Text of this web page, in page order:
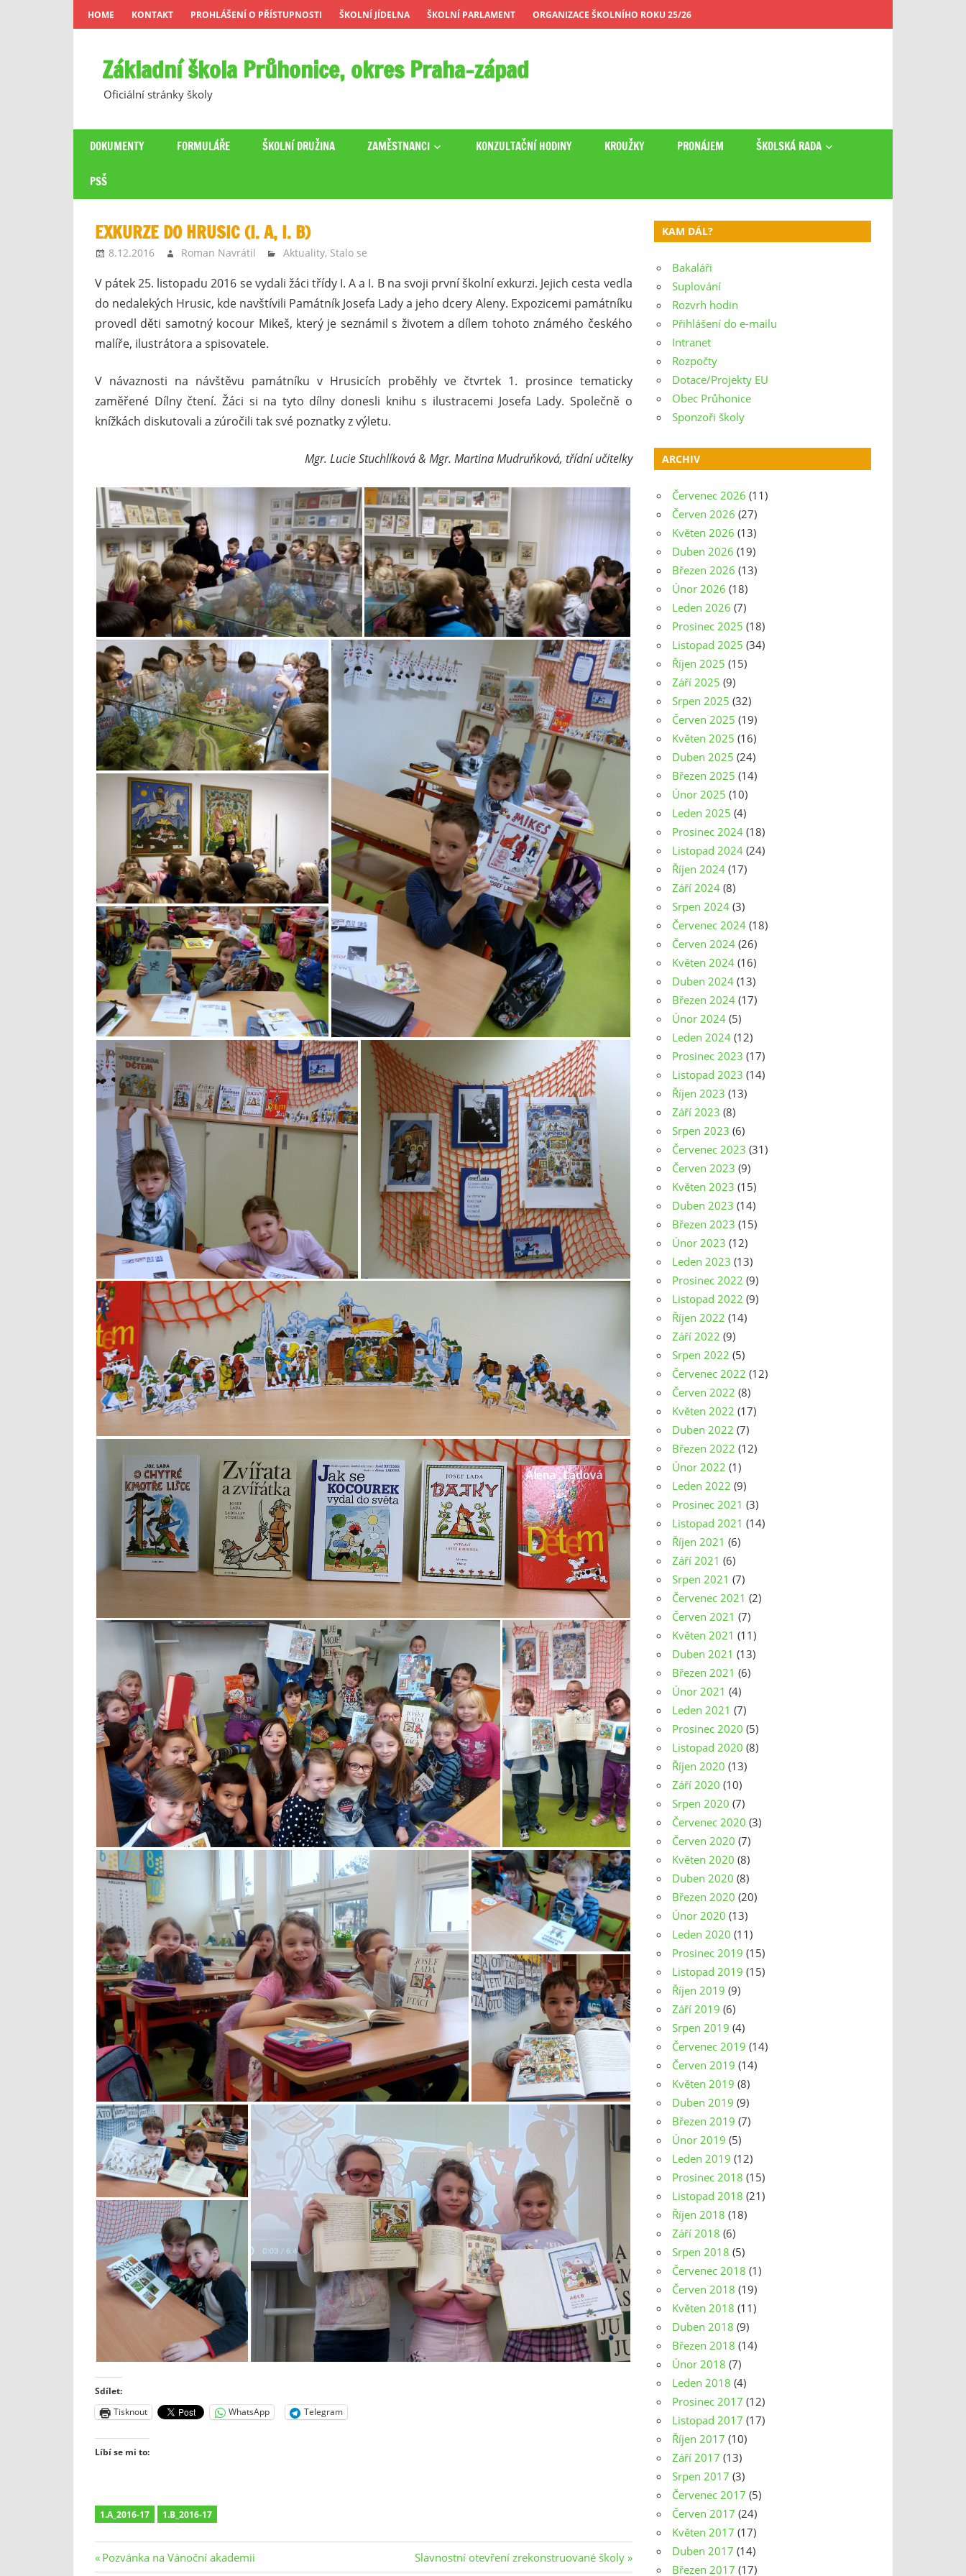
Skip
to
HOME KONTAKT PROHLÁŠENÍ O PŘÍSTUPNOSTI ŠKOLNÍ JÍDELNA ŠKOLNÍ PARLAMENT ORGANIZACE ŠKOLNÍHO ROKU 25/26
Základní škola Průhonice, okres Praha-západ
Oficiální stránky školy
DOKUMENTY FORMULÁŘE ŠKOLNÍ DRUŽINA ZAMĚSTNANCI KONZULTAČNÍ HODINY KROUŽKY PRONÁJEM ŠKOLSKÁ RADA
PSŠ
EXKURZE DO HRUSIC (I. A, I. B)
8.12.2016 Roman Navrátil Aktuality, Stalo se
V pátek 25. listopadu 2016 se vydali žáci třídy I. A a I. B na svoji první školní exkurzi. Jejich cesta vedla
do nedalekých Hrusic, kde navštívili Památník Josefa Lady a jeho dcery Aleny. Expozicemi památníku
provedl děti samotný kocour Mikeš, který je seznámil s životem a dílem tohoto známého českého
malíře, ilustrátora a spisovatele.
V návaznosti na návštěvu památníku v Hrusicích proběhly ve čtvrtek 1. prosince tematicky
zaměřené Dílny čtení. Žáci si na tyto dílny donesli knihu s ilustracemi Josefa Lady. Společně o
knížkách diskutovali a zúročili tak své poznatky z výletu.
Mgr. Lucie Stuchlíková & Mgr. Martina Mudruňková, třídní učitelky
Sdílet:
Tisknout
WhatsApp Telegram
Líbí se mi to:
1.A_2016-17 1.B_2016-17
Navigace
Previous
Pozvánka na Vánoční akademii
Next
Slavnostní otevření zrekonstruované školy
KAM DÁL?
Bakaláři
Suplování
Rozvrh hodin
Přihlášení do e-mailu
Intranet
Rozpočty
Dotace/Projekty EU
Obec Průhonice
Sponzoři školy
ARCHIV
Červenec 2026 (11)
Červen 2026 (27)
Květen 2026 (13)
Duben 2026 (19)
Březen 2026 (13)
Únor 2026 (18)
Leden 2026 (7)
Prosinec 2025 (18)
Listopad 2025 (34)
Říjen 2025 (15)
Září 2025 (9)
Srpen 2025 (32)
Červen 2025 (19)
Květen 2025 (16)
Duben 2025 (24)
Březen 2025 (14)
Únor 2025 (10)
Leden 2025 (4)
Prosinec 2024 (18)
Listopad 2024 (24)
Říjen 2024 (17)
Září 2024 (8)
Srpen 2024 (3)
Červenec 2024 (18)
Červen 2024 (26)
Květen 2024 (16)
Duben 2024 (13)
Březen 2024 (17)
Únor 2024 (5)
Leden 2024 (12)
Prosinec 2023 (17)
Listopad 2023 (14)
Říjen 2023 (13)
Září 2023 (8)
Srpen 2023 (6)
Červenec 2023 (31)
Červen 2023 (9)
Květen 2023 (15)
Duben 2023 (14)
Březen 2023 (15)
Únor 2023 (12)
Leden 2023 (13)
Prosinec 2022 (9)
Listopad 2022 (9)
Říjen 2022 (14)
Září 2022 (9)
Srpen 2022 (5)
Červenec 2022 (12)
Červen 2022 (8)
Květen 2022 (17)
Duben 2022 (7)
Březen 2022 (12)
Únor 2022 (1)
Leden 2022 (9)
Prosinec 2021 (3)
Listopad 2021 (14)
Říjen 2021 (6)
Září 2021 (6)
Srpen 2021 (7)
Červenec 2021 (2)
Červen 2021 (7)
Květen 2021 (11)
Duben 2021 (13)
Březen 2021 (6)
Únor 2021 (4)
Leden 2021 (7)
Prosinec 2020 (5)
Listopad 2020 (8)
Říjen 2020 (13)
Září 2020 (10)
Srpen 2020 (7)
Červenec 2020 (3)
Červen 2020 (7)
Květen 2020 (8)
Duben 2020 (8)
Březen 2020 (20)
Únor 2020 (13)
Leden 2020 (11)
Prosinec 2019 (15)
Listopad 2019 (15)
Říjen 2019 (9)
Září 2019 (6)
Srpen 2019 (4)
Červenec 2019 (14)
Červen 2019 (14)
Květen 2019 (8)
Duben 2019 (9)
Březen 2019 (7)
Únor 2019 (5)
Leden 2019 (12)
Prosinec 2018 (15)
Listopad 2018 (21)
Říjen 2018 (18)
Září 2018 (6)
Srpen 2018 (5)
Červenec 2018 (1)
Červen 2018 (19)
Květen 2018 (11)
Duben 2018 (9)
Březen 2018 (14)
Únor 2018 (7)
Leden 2018 (4)
Prosinec 2017 (12)
Listopad 2017 (17)
Říjen 2017 (10)
Září 2017 (13)
Srpen 2017 (3)
Červenec 2017 (5)
Červen 2017 (24)
Květen 2017 (17)
Duben 2017 (14)
Březen 2017 (17)